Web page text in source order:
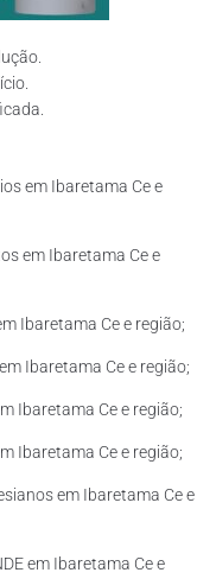
em Ibaretama Ce e
em Ibaretama Ce e
Ibaretama Ce e região;
Ibaretama Ce e região;
Ibaretama Ce e região;
Ibaretama Ce e região;
em Ibaretama Ce e
em Ibaretama Ce e